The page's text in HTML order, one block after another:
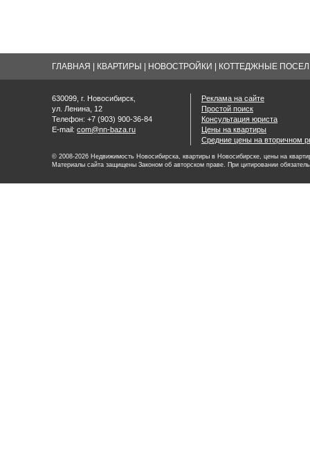
ГЛАВНАЯ КВАРТИРЫ НОВОСТРОЙКИ КОТТЕДЖНЫЕ
630099, г. Новосибирск,
ул. Ленина, 12
Телефон: +7 (903) 900-36-84
E-mail: com@nn-baza.ru
Реклама на сайте
Простой поиск
Консультация юриста
Цены на квартиры
Средние цены на вторичном
© 2008-2026 Недвижимость Новосибирска, квартиры в Новосибирске, цены на
Материалы сайта защищены Законом об авторском праве. При цитировании